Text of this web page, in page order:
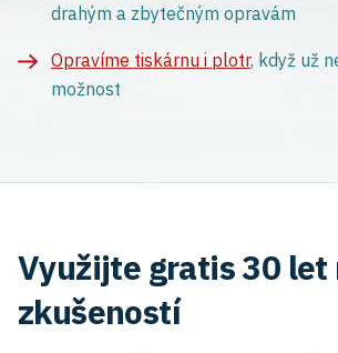
drahým a zbytečným opravám
Opravíme tiskárnu i plotr, když už
možnost
Využijte gratis 30 let
zkušeností